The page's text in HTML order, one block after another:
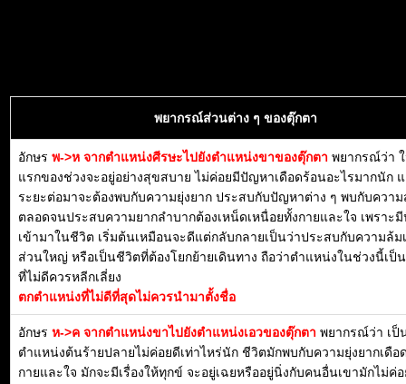
พยากรณ์ส่วนต่าง ๆ ของตุ๊กตา
อักษร พ->ห จากตำแหน่งศีรษะไปยังตำแหน่งขาของตุ๊กตา พยากรณ์ว่า
แรกของช่วงจะอยู่อย่างสุขสบาย ไม่ค่อยมีปัญหาเดือดร้อนอะไรมากนัก
ระยะต่อมาจะต้องพบกับความยุ่งยาก ประสบกับปัญหาต่าง ๆ พบกับควา
ตลอดจนประสบความยากลำบากต้องเหน็ดเหนื่อยทั้งกายและใจ เพราะ
เข้ามาในชีวิต เริ่มต้นเหมือนจะดีแต่กลับกลายเป็นว่าประสบกับความล้ม
ส่วนใหญ่ หรือเป็นชีวิตที่ต้องโยกย้ายเดินทาง ถือว่าตำแหน่งในช่วงนี้เป็
ที่ไม่ดีควรหลีกเลี่ยง
ตกตำแหน่งที่ไม่ดีที่สุดไม่ควรนำมาตั้งชื่อ
อักษร ห->ค จากตำแหน่งขาไปยังตำแหน่งเอวของตุ๊กตา พยากรณ์ว่า เป็
ตำแหน่งต้นร้ายปลายไม่ค่อยดีเท่าไหร่นัก ชีวิตมักพบกับความยุ่งยากเดือ
กายและใจ มักจะมีเรื่องให้ทุกข์ จะอยู่เฉยหรืออยู่นิ่งกับคนอื่นเขามักไม่ค่